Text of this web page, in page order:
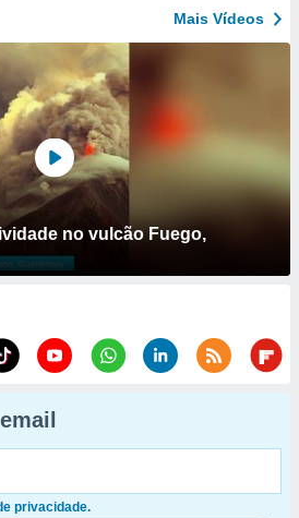
Mais Vídeos
no vulcão Fuego,
privacidade.